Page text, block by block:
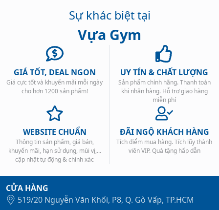
Xem tất cả →
Sự khác biệt tại
Vựa Gym
GIÁ TỐT, DEAL NGON
Giá cực tốt và khuyến mãi mỗi ngày
cho hơn 1200 sản phẩm!
UY TÍN & CHẤT LƯỢNG
Sản phẩm chính hãng. Thanh toán
khi nhận hàng. Hỗ trợ giao hàng
miễn phí
WEBSITE CHUẨN
Thông tin sản phẩm, giá bán,
khuyến mãi, hạn sử dụng, mùi vị,...
cập nhật tự động & chính xác
ĐÃI NGỘ KHÁCH HÀNG
Tích điểm mua hàng. Tích lũy thành
viên VIP. Quà tặng hấp dẫn
CỬA HÀNG
519/20 Nguyễn Văn Khối, P8, Q. Gò Vấp, TP.HCM